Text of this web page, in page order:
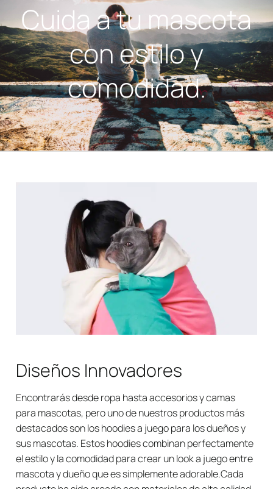
Cuida a tu mascota
con estilo y
comodidad.
Diseños Innovadores
Encontrarás desde ropa hasta accesorios y camas
para mascotas, pero uno de nuestros productos más
destacados son los hoodies a juego para los dueños y
sus mascotas. Estos hoodies combinan perfectamente
el estilo y la comodidad para crear un look a juego entre
mascota y dueño que es simplemente adorable.Cada